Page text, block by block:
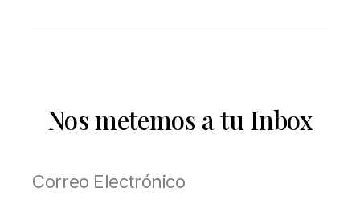
Nos metemos a tu Inbox